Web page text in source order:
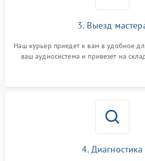
3. Выезд
Наш курьер приедет к вам в удобное
ваш аудиосистема и привезет на
4. Диагностика